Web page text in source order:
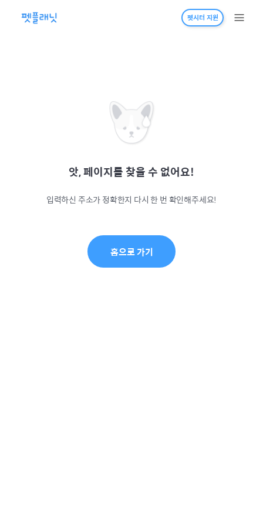
펫시터 지원
앗, 페이지를 찾을 수 없어요!
입력하신 주소가 정확한지 다시 한 번 확인해주세요!
홈으로 가기